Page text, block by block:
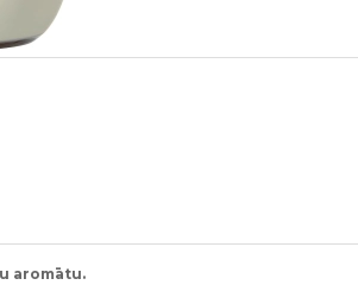
aromātu.